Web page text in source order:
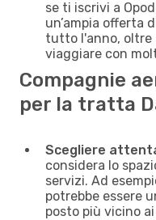
se ti iscrivi a
un’ampia offerta
tutto l'anno, oltre
viaggiare con
Compagnie
per la tratta
Scegliere
considera lo
servizi. Ad
potrebbe essere
posto più vicino